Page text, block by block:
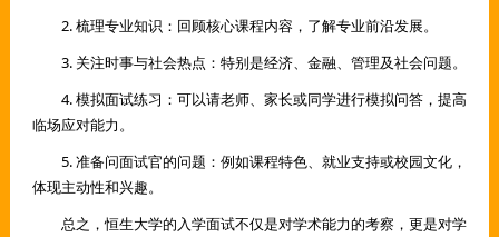
2. 梳理专业知识：回顾核心课程内容，了解专业前沿发展。
3. 关注时事与社会热点：特别是经济、金融、管理及社会问题。
4. 模拟面试练习：可以请老师、家长或同学进行模拟问答，提高
临场应对能力。
5. 准备问面试官的问题：例如课程特色、就业支持或校园文化，
体现主动性和兴趣。
总之，恒生大学的入学面试不仅是对学术能力的考察，更是对学